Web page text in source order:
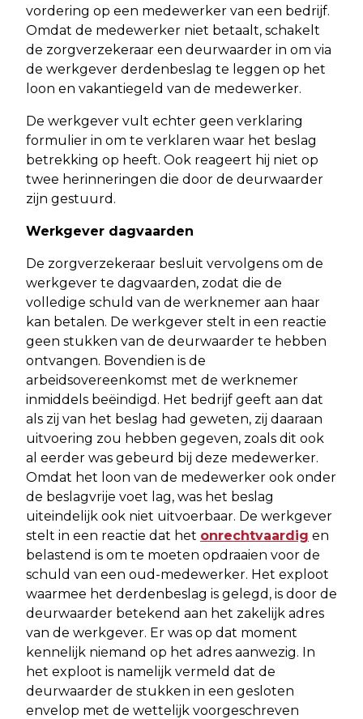
vordering op een medewerker van een bedrijf.
Omdat de medewerker niet betaalt, schakelt
de zorgverzekeraar een deurwaarder in om via
de werkgever derdenbeslag te leggen op het
loon en vakantiegeld van de medewerker.
De werkgever vult echter geen verklaring
formulier in om te verklaren waar het beslag
betrekking op heeft. Ook reageert hij niet op
twee herinneringen die door de deurwaarder
zijn gestuurd.
Werkgever dagvaarden
De zorgverzekeraar besluit vervolgens om de
werkgever te dagvaarden, zodat die de
volledige schuld van de werknemer aan haar
kan betalen. De werkgever stelt in een reactie
geen stukken van de deurwaarder te hebben
ontvangen. Bovendien is de
arbeidsovereenkomst met de werknemer
inmiddels beëindigd. Het bedrijf geeft aan dat
als zij van het beslag had geweten, zij daaraan
uitvoering zou hebben gegeven, zoals dit ook
al eerder was gebeurd bij deze medewerker.
Omdat het loon van de medewerker ook onder
de beslagvrije voet lag, was het beslag
uiteindelijk ook niet uitvoerbaar. De werkgever
stelt in een reactie dat het onrechtvaardig en
belastend is om te moeten opdraaien voor de
schuld van een oud-medewerker. Het exploot
waarmee het derdenbeslag is gelegd, is door de
deurwaarder betekend aan het zakelijk adres
van de werkgever. Er was op dat moment
kennelijk niemand op het adres aanwezig. In
het exploot is namelijk vermeld dat de
deurwaarder de stukken in een gesloten
envelop met de wettelijk voorgeschreven